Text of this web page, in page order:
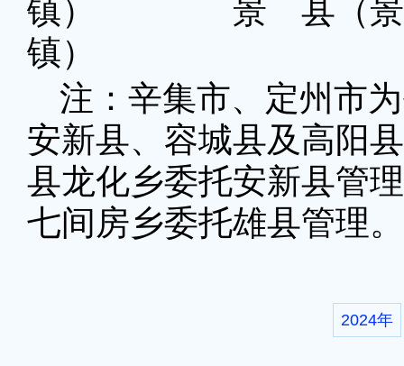
镇） 景 县（景
镇）
注：辛集市、定州市
安新县、容城县及高阳
县龙化乡委托安新县管
七间房乡委托雄县管理。
2024年